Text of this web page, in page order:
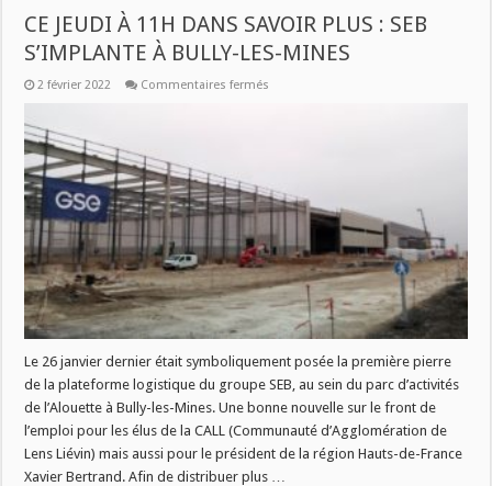
CE JEUDI À 11H DANS SAVOIR PLUS : SEB
S’IMPLANTE À BULLY-LES-MINES
2 février 2022 Commentaires fermés
:
SEB
S’IMPLANTE
BULLY-
LES-
MINES
Le 26 janvier dernier était symboliquement posée la première pierre
de la plateforme logistique du groupe SEB, au sein du parc d’activités
de l’Alouette à Bully-les-Mines. Une bonne nouvelle sur le front de
l’emploi pour les élus de la CALL (Communauté d’Agglomération de
Lens Liévin) mais aussi pour le président de la région Hauts-de-France
Xavier Bertrand. Afin de distribuer plus …